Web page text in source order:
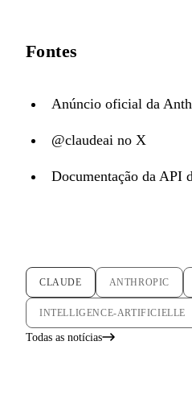
Fontes
Anúncio oficial da
@claudeai no X
Documentação da API
CLAUDE ANTHROPIC
INTELLIGENCE-ARTIFICIELLE
Todas as notícias